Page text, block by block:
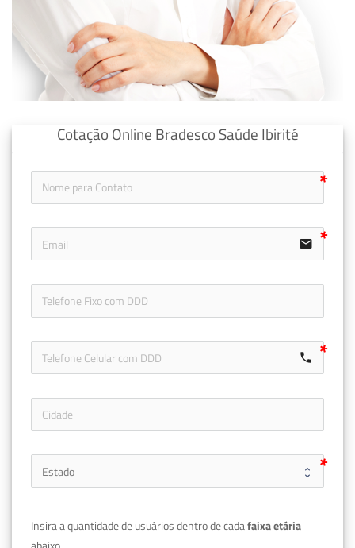
Cotação Online Bradesco Saúde Ibirité
email
call
Insira a quantidade de usuários dentro de cada